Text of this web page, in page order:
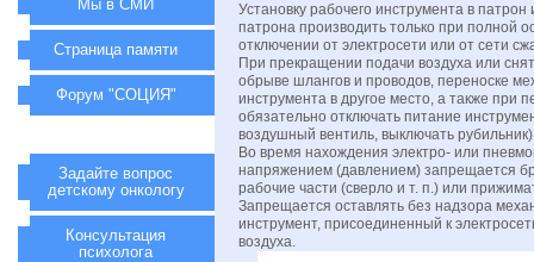
Установку рабочего инструмента в патрон
патрона производить только при полной
отключении от электросети или от сети
При прекращении подачи воздуха или
обрыве шлангов и проводов, переноске
инструмента в другое место, а также при
обязательно отключать питание
воздушный вентиль, выключать
Во время нахождения электро- или
напряжением (давлением) запрещается
рабочие части (сверло и т. п.) или
Запрещается оставлять без надзора
инструмент, присоединенный к
воздуха.
Мы в СМИ
Страница памяти
Форум "СОЦИЯ"
Задайте вопрос
детскому онкологу
Консультация
психолога